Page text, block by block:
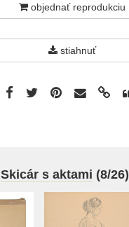
objednať reprodukciu
stiahnuť
Skicár s aktami (8/26)